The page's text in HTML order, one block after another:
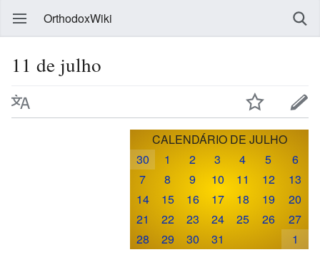
OrthodoxWiki
11 de julho
CALENDÁRIO DE JULHO
30
1 2 3 4 5
6
7
8 9 10 11 12
13
14
15 16 17 18 19
20
21
22 23 24 25 26
27
28
29 30 31 1